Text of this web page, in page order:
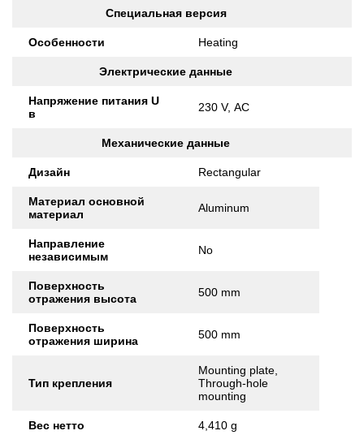
Специальная версия
Особенности Heating
Электрические данные
Напряжение питания U
в
230 V, AC
Механические данные
Дизайн Rectangular
Материал основной
материал
Aluminum
Направление
независимым
No
Поверхность
отражения высота
500 mm
Поверхность
отражения ширина
500 mm
Тип крепления
Mounting plate,
Through-hole
mounting
Вес нетто 4,410 g